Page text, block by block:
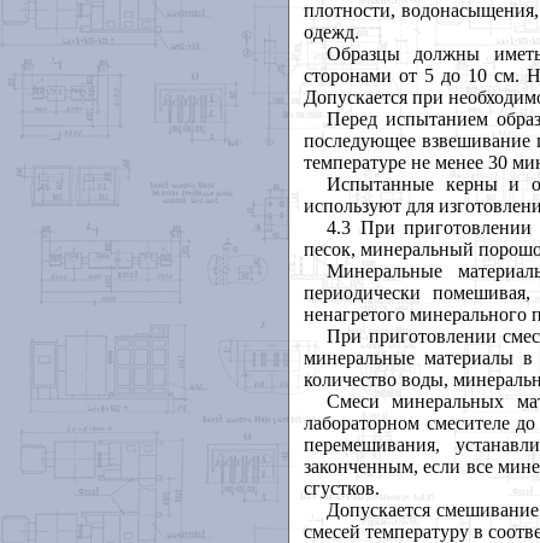
плотности,
одежд.
Образцы должны
сторонами от 5 до 10 см.
Допускается при
Перед испытанием
последующее взвешивание
температуре не менее 30
Испытанные керны и
используют для
4.3 При приготовлении
песок, минеральный
Минеральные
периодически
ненагретого минерального
При приготовлении
минеральные материалы в
количество воды,
Смеси минеральных
лабораторном смесителе
перемешивания,
законченным, если все
сгустков.
Допускается
смесей температуру в